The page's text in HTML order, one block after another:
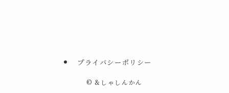
プライバシーポリシー
© &しゃしんかん